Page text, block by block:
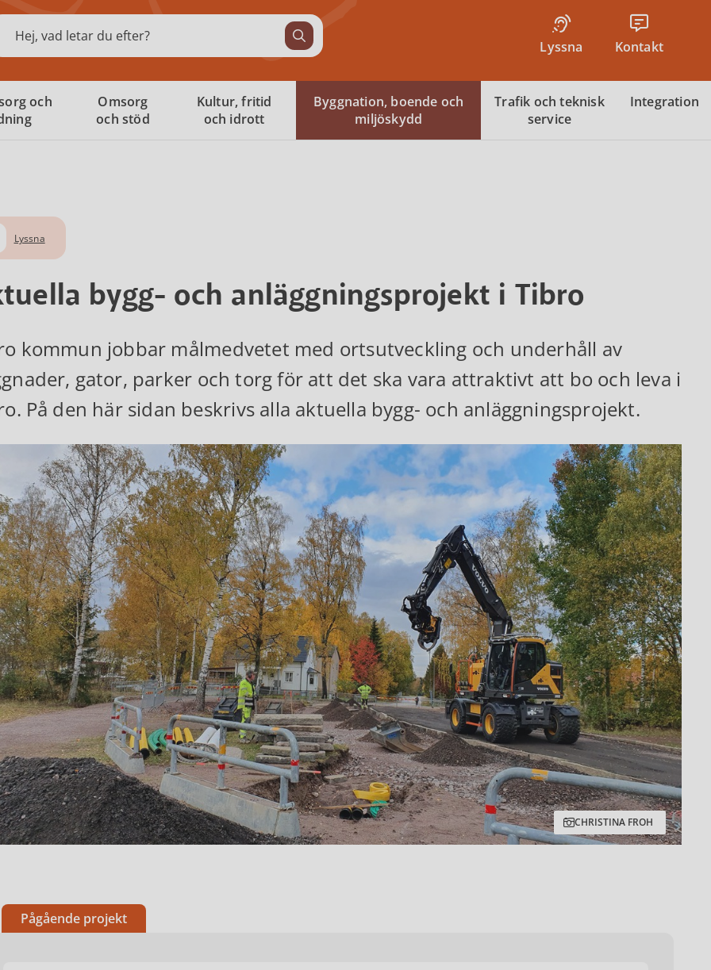
Lyssna Kontakt
och
Omsorg
och stöd
Kultur, fritid
och idrott
Byggnation, boende och
miljöskydd
Trafik och teknisk
service
Integration
Lyssna
bygg- och anläggningsprojekt i Tibro
kommun jobbar målmedvetet med ortsutveckling och underhåll av
gator, parker och torg för att det ska vara attraktivt att bo och leva i
På den här sidan beskrivs alla aktuella bygg- och anläggningsprojekt.
CHRISTINA FROH
Pågående projekt